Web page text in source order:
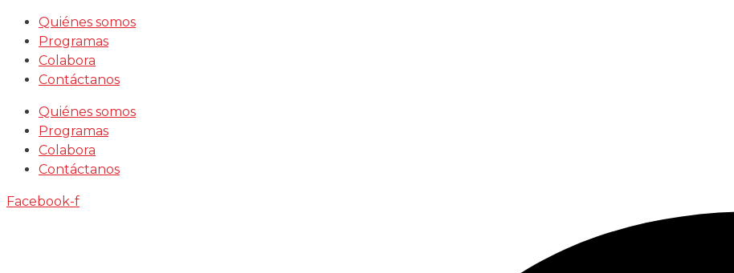
Saltar
contenido
Quiénes somos
Programas
Colabora
Contáctanos
Quiénes somos
Programas
Colabora
Contáctanos
Facebook-f